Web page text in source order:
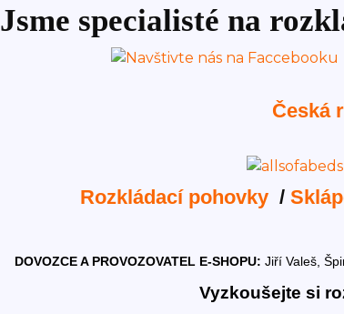
Jsme specialisté na
Česká
Rozkládací pohovky /
DOVOZCE A PROVOZOVATEL E-SHOPU: Jiří Valeš,
Vyzkoušejte si